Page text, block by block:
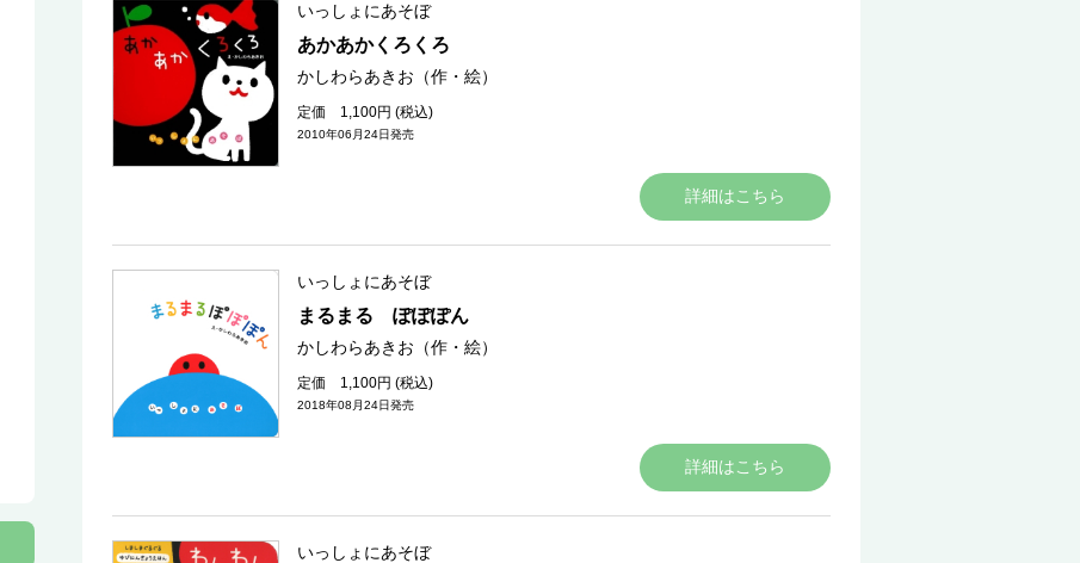
いっしょにあそぼ
あかあかくろくろ
かしわらあきお（作・絵）
定価 1,100円 (税込)
2010年06月24日発売
詳細はこちら
いっしょにあそぼ
まるまる ぽぽぽん
かしわらあきお（作・絵）
定価 1,100円 (税込)
2018年08月24日発売
詳細はこちら
いっしょにあそぼ